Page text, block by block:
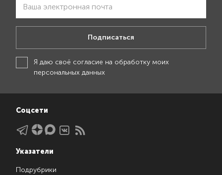
Подписаться
Я даю своё согласие на обработку моих
персональных данных
Соцсети
Указатели
Подрубрики